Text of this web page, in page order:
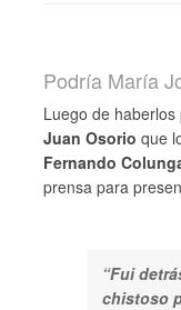
Podría María
Luego de
Juan Osorio que
Fernando
prensa para
“Fui
chistoso